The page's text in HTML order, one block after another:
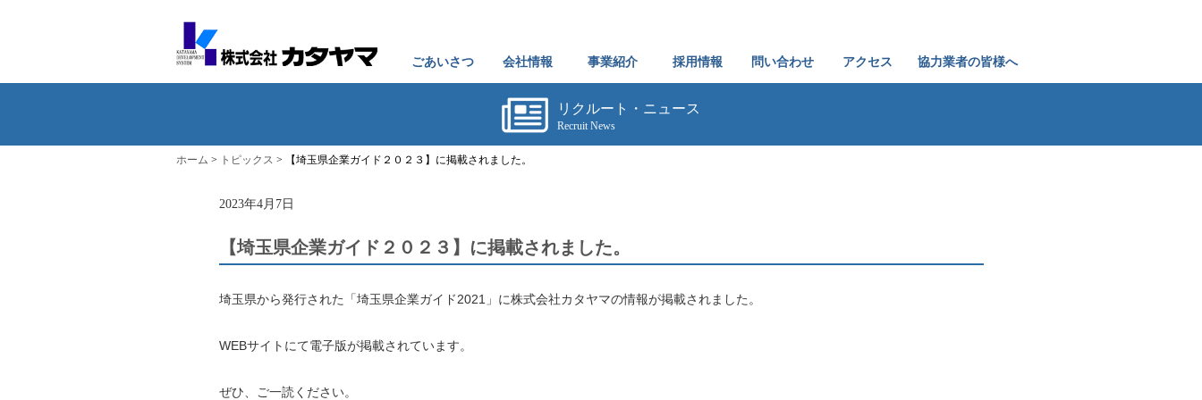
ごあいさつ 会社情報 事業紹介 採用情報 問い合わせ アクセス 協力業者の皆様へ
リクルート・ニュース
Recruit News
ホーム > トピックス > 【埼玉県企業ガイド２０２３】に掲載されました。
2023年4月7日
【埼玉県企業ガイド２０２３】に掲載されました。
埼玉県から発行された「埼玉県企業ガイド2021」に株式会社カタヤマの情報が掲載されました。
WEBサイトにて電子版が掲載されています。
ぜひ、ご一読ください。